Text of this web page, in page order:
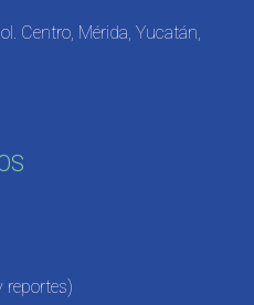
Centro, Mérida, Yucatán,
reportes)